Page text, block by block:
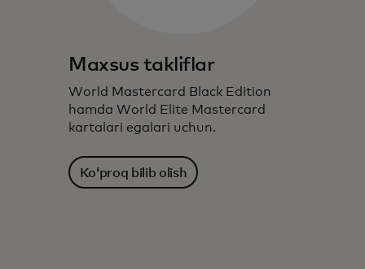
Maxsus takliflar
World Mastercard Black Edition
hamda World Elite Mastercard
kartalari egalari uchun.
Ko‘proq bilib olish‎